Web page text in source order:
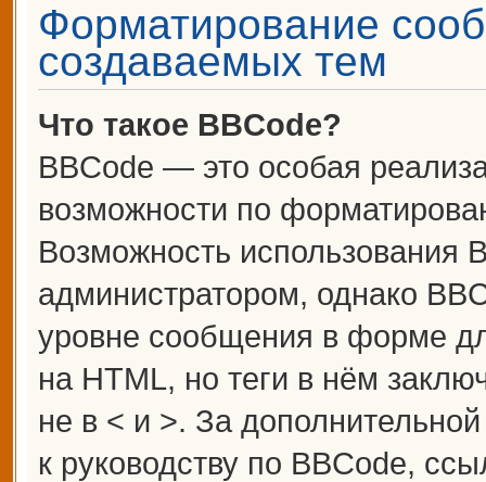
Форматирование
создаваемых тем
Что такое BBCode?
BBCode — это особая
возможности по
Возможность использования
администратором, однако
уровне сообщения в форме
на HTML, но теги в нём
не в < и >. За
к руководству по BBCode,